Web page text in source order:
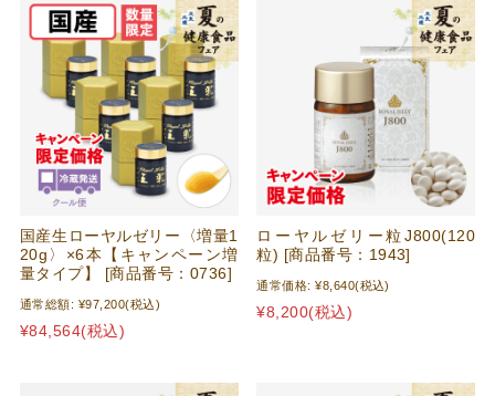
国産生ローヤルゼリー〈増量1
20g〉×6本【キャンペーン増
量タイプ】 [商品番号：0736]
通常総額: ¥97,200(税込)
¥84,564(税込)
ローヤルゼリー粒J800(120
粒) [商品番号：1943]
通常価格: ¥8,640(税込)
¥8,200(税込)